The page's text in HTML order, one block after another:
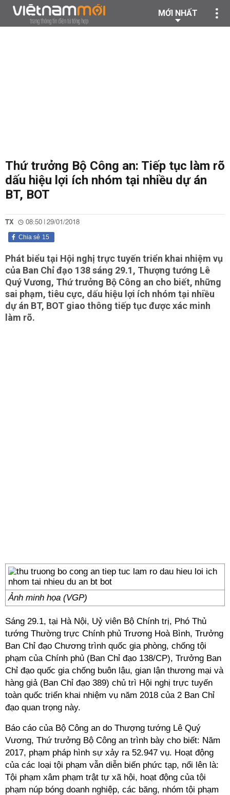
MỚI NHẤT
Thứ trưởng Bộ Công an: Tiếp tục làm rõ
dấu hiệu lợi ích nhóm tại nhiều dự án
BT, BOT
TX 08:50 | 29/01/2018
15
Chia sẻ
Phát biểu tại Hội nghị trực tuyến triển khai nhiệm vụ
của Ban Chỉ đạo 138 sáng 29.1, Thượng tướng Lê
Quý Vương, Thứ trưởng Bộ Công an cho biết, những
sai phạm, tiêu cực, dấu hiệu lợi ích nhóm tại nhiều
dự án BT, BOT giao thông tiếp tục được xác minh
làm rõ.
Ảnh minh họa (VGP)
Sáng 29.1, tại Hà Nội, Uỷ viên Bộ Chính trị, Phó Thủ
tướng Thường trực Chính phủ Trương Hoà Bình, Trưởng
Ban Chỉ đạo Chương trình quốc gia phòng, chống tội
phạm của Chính phủ (Ban Chỉ đạo 138/CP), Trưởng Ban
Chỉ đạo quốc gia chống buôn lậu, gian lận thương mại và
hàng giả (Ban Chỉ đạo 389) chủ trì Hội nghị trực tuyến
toàn quốc triển khai nhiệm vụ năm 2018 của 2 Ban Chỉ
đạo quan trọng này.
Báo cáo của Bộ Công an do Thượng tướng Lê Quý
Vương, Thứ trưởng Bộ Công an trình bày cho biết: Năm
2017, phạm pháp hình sự xảy ra 52.947 vụ. Hoạt động
của các loại tội phạm vẫn diễn biến phức tạp, nổi lên là:
Tội phạm xâm phạm trật tự xã hội, hoạt động của tội
phạm núp bóng doanh nghiệp, các băng, nhóm tội phạm